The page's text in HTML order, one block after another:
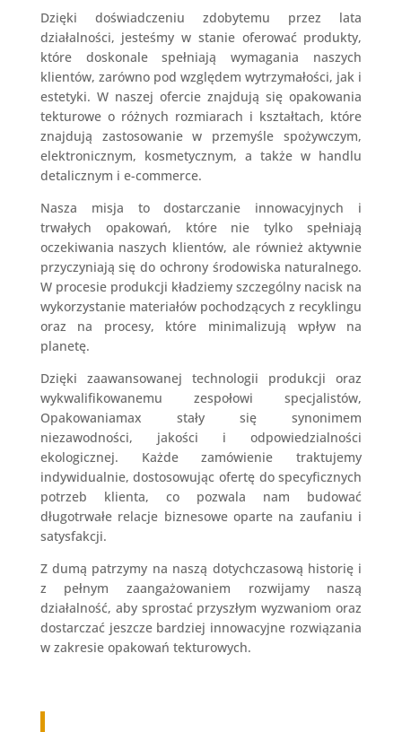
Dzięki doświadczeniu zdobytemu przez lata
działalności, jesteśmy w stanie oferować produkty,
które doskonale spełniają wymagania naszych
klientów, zarówno pod względem wytrzymałości, jak i
estetyki. W naszej ofercie znajdują się opakowania
tekturowe o różnych rozmiarach i kształtach, które
znajdują zastosowanie w przemyśle spożywczym,
elektronicznym, kosmetycznym, a także w handlu
detalicznym i e-commerce.
Nasza misja to dostarczanie innowacyjnych i
trwałych opakowań, które nie tylko spełniają
oczekiwania naszych klientów, ale również aktywnie
przyczyniają się do ochrony środowiska naturalnego.
W procesie produkcji kładziemy szczególny nacisk na
wykorzystanie materiałów pochodzących z recyklingu
oraz na procesy, które minimalizują wpływ na
planetę.
Dzięki zaawansowanej technologii produkcji oraz
wykwalifikowanemu zespołowi specjalistów,
Opakowaniamax stały się synonimem
niezawodności, jakości i odpowiedzialności
ekologicznej. Każde zamówienie traktujemy
indywidualnie, dostosowując ofertę do specyficznych
potrzeb klienta, co pozwala nam budować
długotrwałe relacje biznesowe oparte na zaufaniu i
satysfakcji.
Z dumą patrzymy na naszą dotychczasową historię i
z pełnym zaangażowaniem rozwijamy naszą
działalność, aby sprostać przyszłym wyzwaniom oraz
dostarczać jeszcze bardziej innowacyjne rozwiązania
w zakresie opakowań tekturowych.